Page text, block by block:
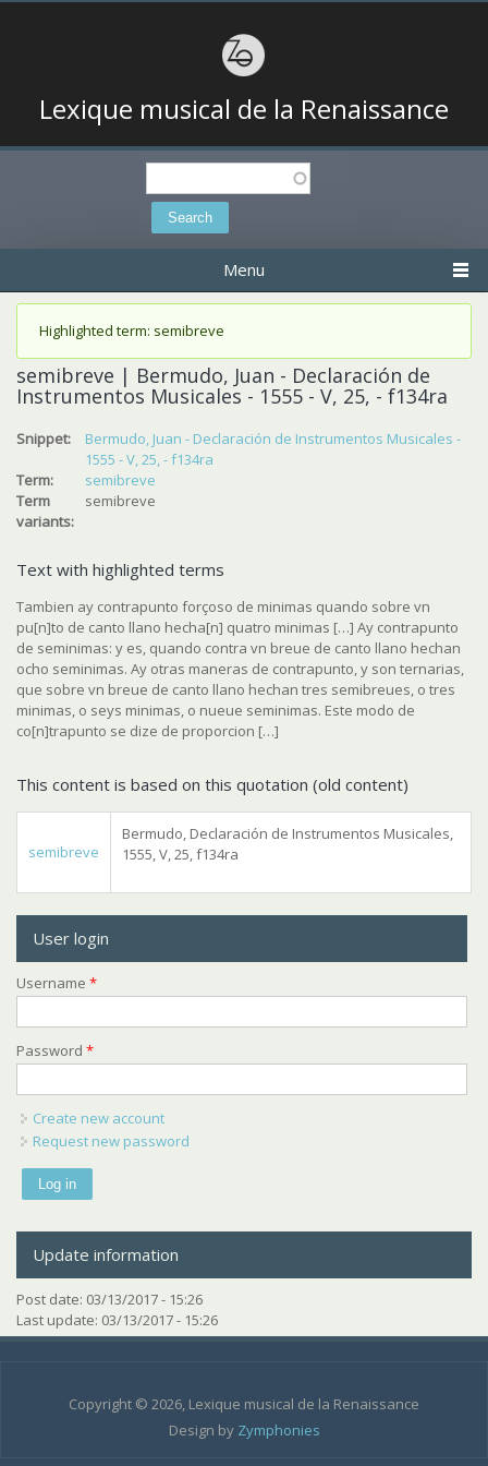
Lexique musical de la Renaissance
Search
Menu
Status message
Highlighted term: semibreve
semibreve | Bermudo, Juan - Declaración de
Instrumentos Musicales - 1555 - V, 25, - f134ra
Snippet:
Bermudo, Juan - Declaración de Instrumentos Musicales -
1555 - V, 25, - f134ra
Term:
semibreve
Term
variants:
semibreve
Text with highlighted terms
Tambien ay contrapunto forçoso de minimas quando sobre vn
pu[n]to de canto llano hecha[n] quatro minimas […] Ay contrapunto
de seminimas: y es, quando contra vn breue de canto llano hechan
ocho seminimas. Ay otras maneras de contrapunto, y son ternarias,
que sobre vn breue de canto llano hechan tres semibreues, o tres
minimas, o seys minimas, o nueue seminimas. Este modo de
co[n]trapunto se dize de proporcion […]
This content is based on this quotation (old content)
semibreve
Bermudo, Declaración de Instrumentos Musicales,
1555, V, 25, f134ra
User login
Username *
Password *
Create new account
Request new password
Update information
Post date: 03/13/2017 - 15:26
Last update: 03/13/2017 - 15:26
Copyright © 2026, Lexique musical de la Renaissance
Design by Zymphonies